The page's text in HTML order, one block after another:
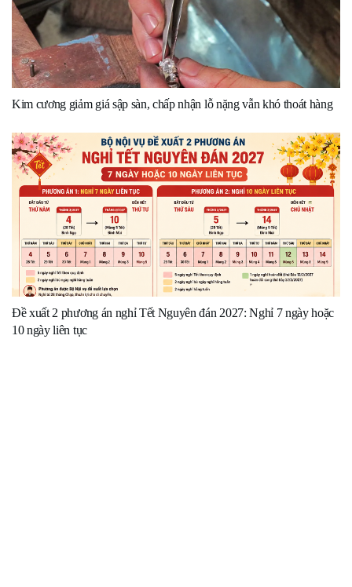
Kim cương giảm giá sập sàn, chấp nhận lỗ nặng vẫn khó thoát hàng
Đề xuất 2 phương án nghỉ Tết Nguyên đán 2027: Nghỉ 7 ngày hoặc
10 ngày liên tục